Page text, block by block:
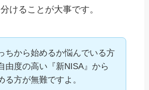
けることが大事です。
ちから始めるか悩んでいる方
由度の高い『新NISA』から
る方が無難ですよ。